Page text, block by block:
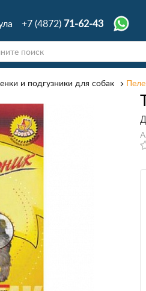
+7 (4872) 71-62-43
и подгузники для собак